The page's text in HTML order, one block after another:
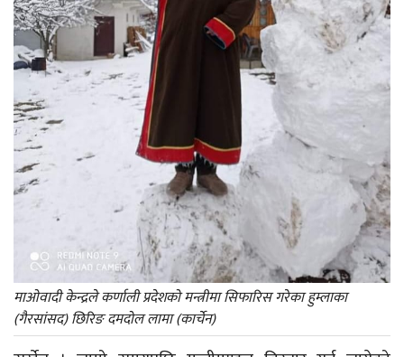
माओवादी केन्द्रले कर्णाली प्रदेशको मन्त्रीमा सिफारिस गरेका हुम्लाका
(गैरसांसद) छिरिङ दमदोल लामा (कार्चेन)